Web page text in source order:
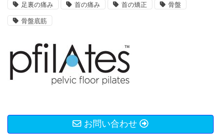
足裏の痛み 首の痛み 首の矯正 骨盤
骨盤底筋
お問い合わせ